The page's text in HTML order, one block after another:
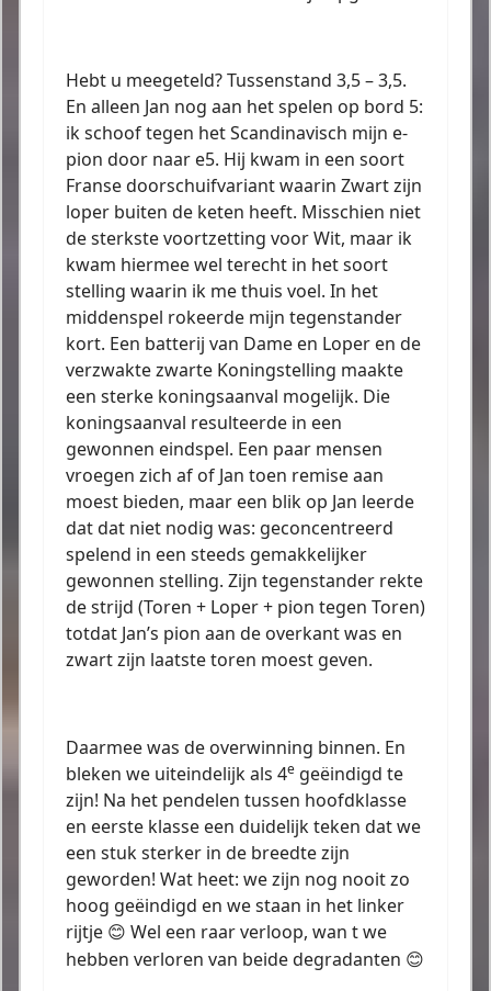
Hebt u meegeteld? Tussenstand 3,5 – 3,5.
En alleen Jan nog aan het spelen op bord 5:
ik schoof tegen het Scandinavisch mijn e-
pion door naar e5. Hij kwam in een soort
Franse doorschuifvariant waarin Zwart zijn
loper buiten de keten heeft. Misschien niet
de sterkste voortzetting voor Wit, maar ik
kwam hiermee wel terecht in het soort
stelling waarin ik me thuis voel. In het
middenspel rokeerde mijn tegenstander
kort. Een batterij van Dame en Loper en de
verzwakte zwarte Koningstelling maakte
een sterke koningsaanval mogelijk. Die
koningsaanval resulteerde in een
gewonnen eindspel. Een paar mensen
vroegen zich af of Jan toen remise aan
moest bieden, maar een blik op Jan leerde
dat dat niet nodig was: geconcentreerd
spelend in een steeds gemakkelijker
gewonnen stelling. Zijn tegenstander rekte
de strijd (Toren + Loper + pion tegen Toren)
totdat Jan’s pion aan de overkant was en
zwart zijn laatste toren moest geven.
Daarmee was de overwinning binnen. En
bleken we uiteindelijk als 4e geëindigd te
zijn! Na het pendelen tussen hoofdklasse
en eerste klasse een duidelijk teken dat we
een stuk sterker in de breedte zijn
geworden! Wat heet: we zijn nog nooit zo
hoog geëindigd en we staan in het linker
rijtje 😊 Wel een raar verloop, wan t we
hebben verloren van beide degradanten 😊